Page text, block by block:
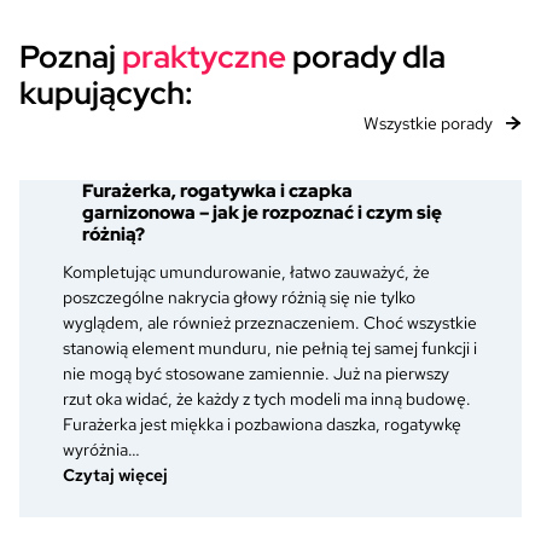
Poznaj praktyczneporady dla
kupujących:
Wszystkie porady
Furażerka, rogatywka i czapka
garnizonowa – jak je rozpoznać i czym się
różnią?
Kompletując umundurowanie, łatwo zauważyć, że
poszczególne nakrycia głowy różnią się nie tylko
wyglądem, ale również przeznaczeniem. Choć wszystkie
stanowią element munduru, nie pełnią tej samej funkcji i
nie mogą być stosowane zamiennie. Już na pierwszy
rzut oka widać, że każdy z tych modeli ma inną budowę.
Furażerka jest miękka i pozbawiona daszka, rogatywkę
wyróżnia…
Czytaj więcej